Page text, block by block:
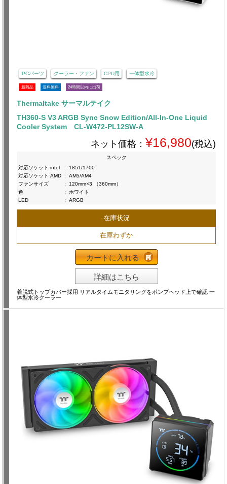
PCパーツ クーラー・ファン CPU用 一体型水冷
新商品 送料無料 24時間以内に出荷
Thermaltake サーマルテイク
TH360-S V3 ARGB Sync Snow Edition/All-In-One Liquid
Cooler System CL-W472-PL12SW-A
ネット価格： ¥16,980(税込)
スペック
対応ソケット intel
:
1851/1700
対応ソケット AMD :
AM5/AM4
ファンサイズ
:
120mm×3 （360mm）
色
:
ホワイト
LED
: ARGB
在庫状況
在庫わずか
カートに入れる
詳細はこちら
着脱式トップカバー採用 リアルタイムモニタリングをポンプヘッド上で確認 一
体型水冷クーラー